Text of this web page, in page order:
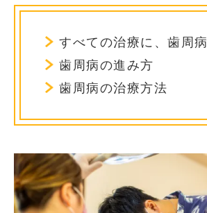
すべての治療に、歯周
歯周病の進み方
歯周病の治療方法